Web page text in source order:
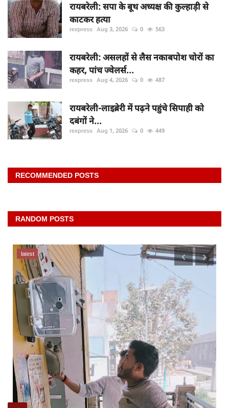
रायबरेली: सपा के बूथ अध्यक्ष की कुल्हाड़ी से
काटकर हत्या
rexpress Aug 3, 2026 0 563
रायबरेली: असलहों से लैस नकाबपोश चोरों का
कहर, पांच ज्वेलर्स...
rexpress Aug 4, 2026 0 487
रायबरेली-लाइब्रेरी में पढ़ने पहुंचे सिपाही को
दबंगों ने...
rexpress Aug 1, 2026 0 449
RECOMMENDED POSTS
RANDOM POSTS
latest